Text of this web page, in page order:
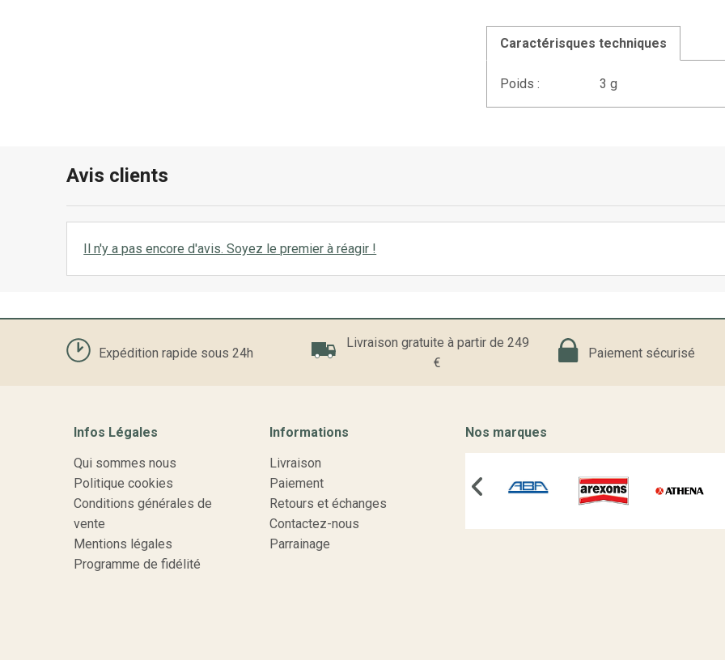
Caractérisques techniques
Poids : 3 g
Avis clients
Il n'y a pas encore d'avis. Soyez le premier à réagir !
Expédition rapide sous 24h
Livraison gratuite à partir de 249
€
Paiement sécurisé
Infos Légales
Qui sommes nous
Politique cookies
Conditions générales de
vente
Mentions légales
Programme de fidélité
Informations
Livraison
Paiement
Retours et échanges
Contactez-nous
Parrainage
Nos marques